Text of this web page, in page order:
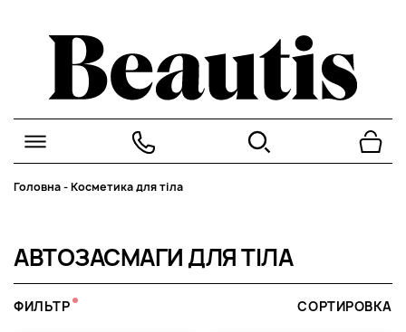
Головна-Косметика для тіла
АВТОЗАСМАГИ ДЛЯ ТІЛА
ФИЛЬТР СОРТИРОВКА